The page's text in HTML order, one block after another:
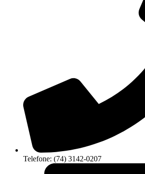
Telefone: (74) 3142-0207